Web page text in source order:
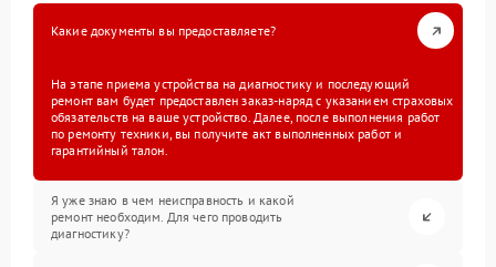
Какие документы вы предоставляете?
На этапе приема устройства на диагностику и последующий
ремонт вам будет предоставлен заказ-наряд с указанием страховых
обязательств на ваше устройство. Далее, после выполнения работ
по ремонту техники, вы получите акт выполненных работ и
гарантийный талон.
Я уже знаю в чем неисправность и какой
ремонт необходим. Для чего проводить
диагностику?